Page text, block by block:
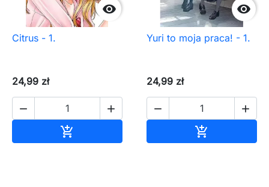

Citrus - 1.
24,99 zł
 


Yuri to moja praca! - 1.
24,99 zł
 
